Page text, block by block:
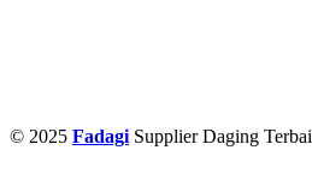
© 2025 FadagiSupplier Daging